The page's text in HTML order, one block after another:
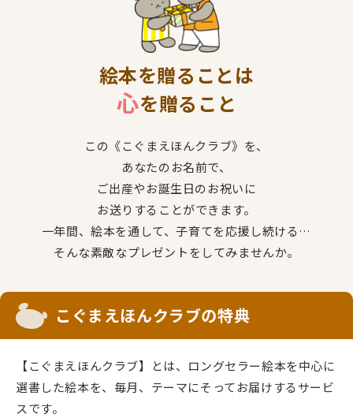
絵本を贈ることは
心を贈ること
この《こぐまえほんクラブ》を、
あなたのお名前で、
ご出産やお誕生日のお祝いに
お送りすることができます。
一年間、絵本を通して、子育てを応援し続ける…
そんな素敵なプレゼントをしてみませんか。
こぐまえほんクラブの特典
【こぐまえほんクラブ】とは、ロングセラー絵本を中心に
選書した絵本を、毎月、テーマにそってお届けするサービ
スです。